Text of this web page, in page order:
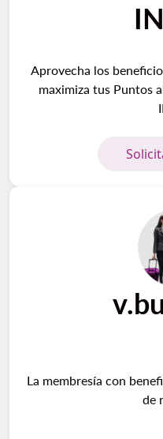
Aprovecha los
maximiza tus Puntos
La membresía con
de